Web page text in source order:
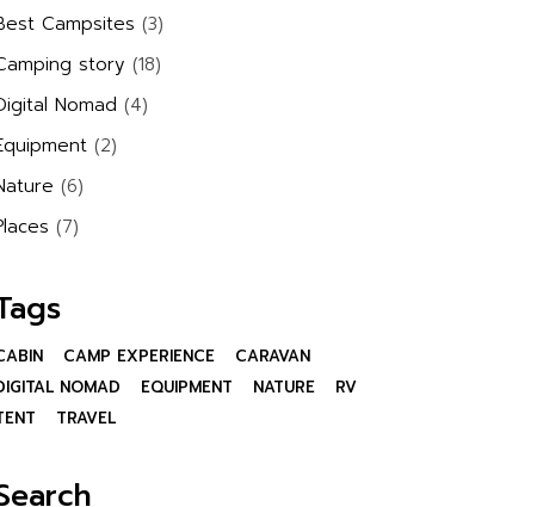
Campsites (3)
story (18)
Nomad (4)
(2)
(6)
(7)
CAMP EXPERIENCE
CARAVAN
NOMAD
EQUIPMENT NATURE
RV
TRAVEL